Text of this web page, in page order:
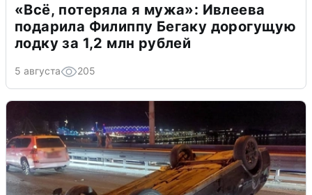
«Всё, потеряла я мужа»: Ивлеева
подарила Филиппу Бегаку дорогущую
лодку за 1,2 млн рублей
5 августа 205